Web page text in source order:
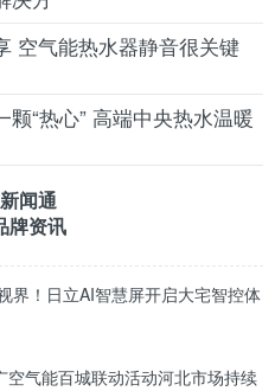
空气能热水器静音很关键
颗“热心” 高端中央热水温暖
闻通
牌资讯
界！日立AI智慧屏开启大宅智控体
空气能百城联动活动河北市场持续